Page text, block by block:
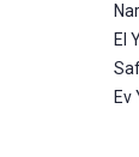
El
Ev